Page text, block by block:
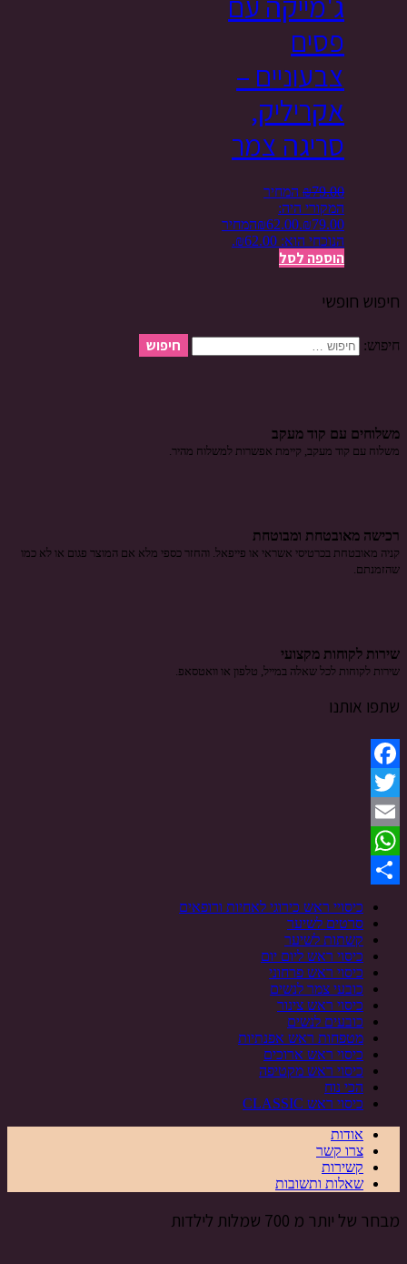
פסים
צבעוניים –
אקריליק,
סריגה צמר
₪79.00
המחיר
המקורי היה:
₪79.00.
₪62.00
המחיר
הנוכחי הוא: ₪62.00.
הוספה לסל
חיפוש חופשי
חיפוש:
משלוחים עם קוד מעקב
משלוח​ עם קוד מעקב​​, קיימת אפשרות למשלוח מהיר​.
רכישה​ ​מאובטחת ומבוטחת
קניה מאובטחת בכרטיסי אשראי או פייפאל. והחזר כספי מלא אם המוצר פגום או לא כמו
שהזמנתם.
שירות לקוחות מקצועי
שירות לקוחות לכל שאלה במייל, טלפון או וואטסאפ.
שתפו אותנו
Facebook
Twitter
Email
WhatsApp
כיסויי ראש כירוגי לאחיות ורופאים
סרטים לשיער
קשתות לשיער
כיסוי ראש ליום יום
כיסוי ראש פרחוני
כובעי צמר לנשים
כיסוי ראש צינור
כובעים לנשים
מטפחות ראש אפנתיות
כיסוי ראש ארוכים
כיסוי ראש מקטיפה
הכי נוח
כיסוי ראש CLASSIC
אודות
צרו קשר
קשירות
שאלות ותשובות
מבחר של יותר מ 700 שמלות לילדות